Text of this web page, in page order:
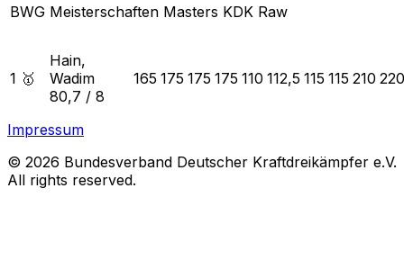
BWG Meisterschaften Masters KDK Raw
1 🥇
Hain,
Wadim
80,7 / 8
165 175 175 175 110 112,5 115 115 210 220
Impressum
© 2026 Bundesverband Deutscher Kraftdreikämpfer e.V.
All rights reserved.